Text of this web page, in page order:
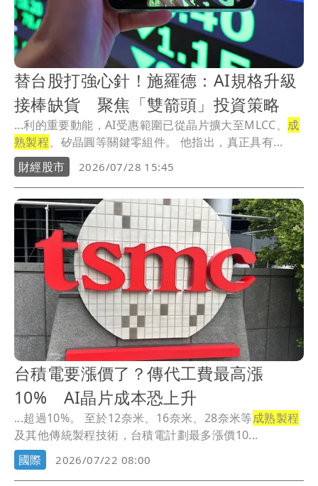
替台股打強心針！施羅德：AI規格升級
接棒缺貨 聚焦「雙箭頭」投資策略
...利的重要動能，AI受惠範圍已從晶片擴大至MLCC、 成
熟製程
、矽晶圓等關鍵零組件。 他指出，真正具有...
財經股市
2026/07/28 15:45
台積電要漲價了？傳代工費最高漲
10% AI晶片成本恐上升
...超過10%。 至於12奈米、16奈米、28奈米等成熟製程
及其他傳統製程技術，台積電計劃最多漲價10...
國際
2026/07/22 08:00